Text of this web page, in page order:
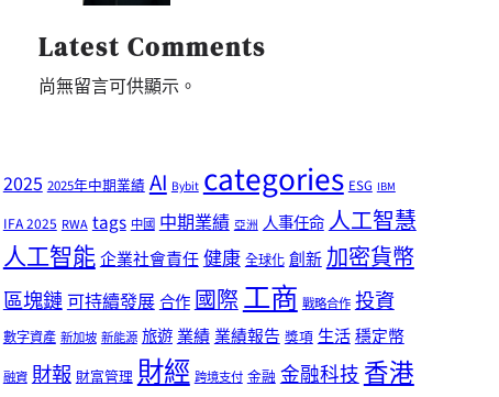
Latest Comments
尚無留言可供顯示。
2025 2025年中期業績 AI Bybit categories ESG IBM
IFA 2025 RWA tags 中國 中期業績 亞洲 人事任命人工智慧
人工智能企業社會責任健康 全球化 創新 加密貨幣
區塊鏈可持續發展合作國際工商 戰略合作 投資
數字資產 新加坡 新能源 旅遊業績業績報告 獎項 生活穩定幣
融資 財報 財富管理 財經 跨境支付 金融 金融科技香港